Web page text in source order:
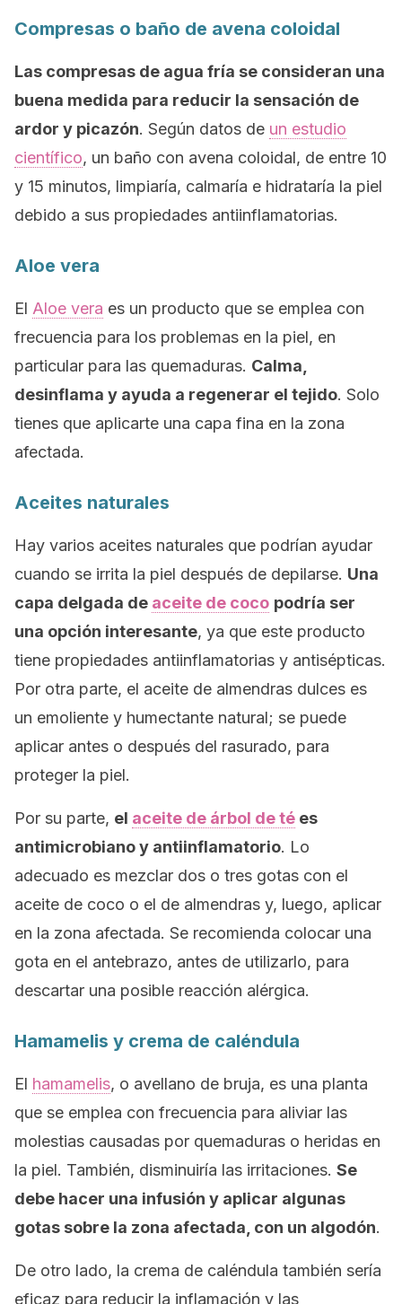
Compresas o baño de avena coloidal
Las compresas de agua fría se consideran una
buena medida para reducir la sensación de
ardor y picazón. Según datos de un estudio
científico, un baño con avena coloidal, de entre 10
y 15 minutos, limpiaría, calmaría e hidrataría la piel
debido a sus propiedades antiinflamatorias.
Aloe vera
El Aloe vera es un producto que se emplea con
frecuencia para los problemas en la piel, en
particular para las quemaduras. Calma,
desinflama y ayuda a regenerar el tejido. Solo
tienes que aplicarte una capa fina en la zona
afectada.
Aceites naturales
Hay varios aceites naturales que podrían ayudar
cuando se irrita la piel después de depilarse. Una
capa delgada de aceite de coco podría ser
una opción interesante, ya que este producto
tiene propiedades antiinflamatorias y antisépticas.
Por otra parte, el aceite de almendras dulces es
un emoliente y humectante natural; se puede
aplicar antes o después del rasurado, para
proteger la piel.
Por su parte, el aceite de árbol de té es
antimicrobiano y antiinflamatorio. Lo
adecuado es mezclar dos o tres gotas con el
aceite de coco o el de almendras y, luego, aplicar
en la zona afectada. Se recomienda colocar una
gota en el antebrazo, antes de utilizarlo, para
descartar una posible reacción alérgica.
Hamamelis y crema de caléndula
El hamamelis, o avellano de bruja, es una planta
que se emplea con frecuencia para aliviar las
molestias causadas por quemaduras o heridas en
la piel. También, disminuiría las irritaciones. Se
debe hacer una infusión y aplicar algunas
gotas sobre la zona afectada, con un algodón.
De otro lado, la crema de caléndula también sería
eficaz para reducir la inflamación y las